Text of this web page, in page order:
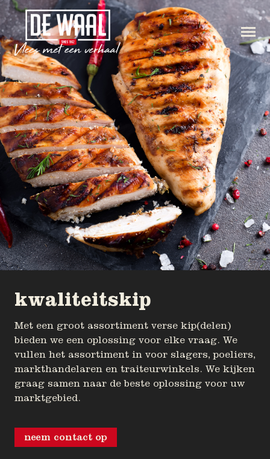
kwaliteitskip
Met een groot assortiment verse kip(delen)
bieden we een oplossing voor elke vraag. We
vullen het assortiment in voor slagers, poeliers,
markthandelaren en traiteurwinkels. We kijken
graag samen naar de beste oplossing voor uw
marktgebied.
neem contact op